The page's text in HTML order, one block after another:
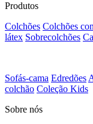
Produtos
Colchões Colchões
látex Sobrecolchões
Sofás-cama Edredões
colchão Coleção Kids
Sobre nós